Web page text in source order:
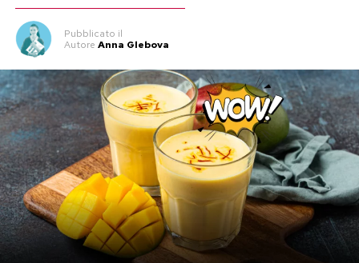
Pubblicato il
Autore Anna Glebova